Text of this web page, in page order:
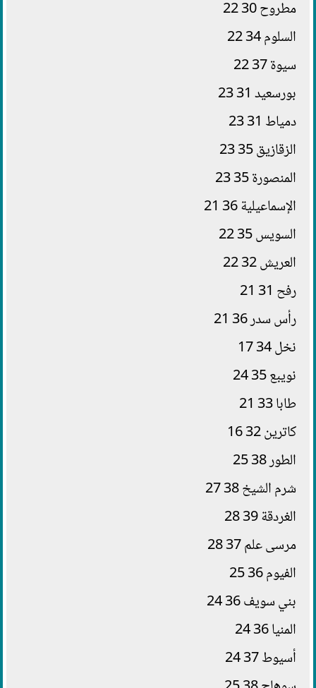
مطروح 30 22
السلوم 34 22
سيوة 37 22
بورسعيد 31 23
دمياط 31 23
الزقازيق 35 23
المنصورة 35 23
الإسماعيلية 36 21
السويس 35 22
العريش 32 22
رفح 31 21
رأس سدر 36 21
نخل 34 17
نويبع 35 24
طابا 33 21
كاترين 32 16
الطور 38 25
شرم الشيخ 38 27
الغردقة 39 28
مرسى علم 37 28
الفيوم 36 25
بني سويف 36 24
المنيا 36 24
أسيوط 37 24